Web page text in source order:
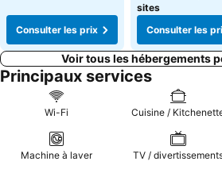
Consulter les prix
sites
Consulter les
Voir tous les hébergements
Principaux services
Wi-Fi Cuisine /
Machine à laver TV /